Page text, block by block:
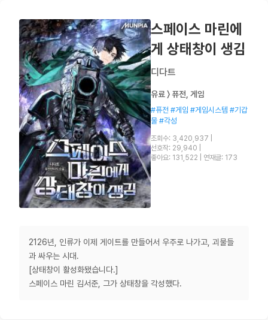
스페이스 마린에
게 상태창이 생김
디다트
유료 〉 퓨전, 게임
#퓨전 #게임 #게임시스템 #기갑
물 #각성
조회수: 3,420,937
선호작: 29,940
좋아요: 131,522
연재글: 173
2126년, 인류가 이제 게이트를 만들어서 우주로 나가고, 괴물들
과 싸우는 시대.
[상태창이 활성화됐습니다.]
스페이스 마린 김서준, 그가 상태창을 각성했다.